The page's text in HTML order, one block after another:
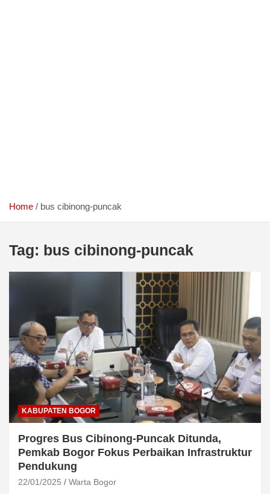
Home bus cibinong-puncak
Tag: bus cibinong-puncak
KABUPATEN BOGOR
Progres Bus Cibinong-Puncak Ditunda,
Pemkab Bogor Fokus Perbaikan Infrastruktur
Pendukung
22/01/2025 Warta Bogor